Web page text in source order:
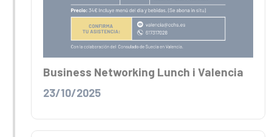
Business Networking Lunch i Valencia
23/10/2025